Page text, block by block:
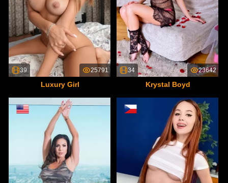
39 25791
Luxury Girl
34 23642
Krystal Boyd